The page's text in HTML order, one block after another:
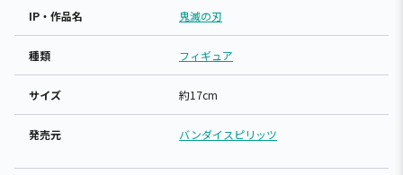
IP・作品名 鬼滅の刃
種類 フィギュア
サイズ 約17cm
発売元 バンダイスピリッツ